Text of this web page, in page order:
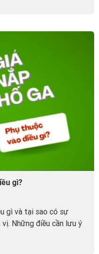
gì?
gì và tại sao có sự
Những điều cần lưu ý